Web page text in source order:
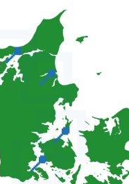
📍
📍
📍
📍